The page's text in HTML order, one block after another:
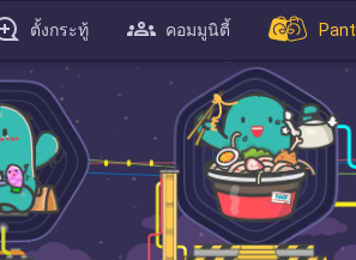
ตั้งกระทู้ คอมมูนิตี้